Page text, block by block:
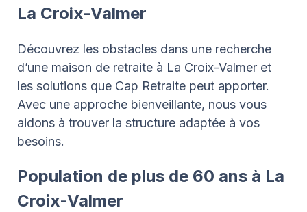
La Croix-Valmer
Découvrez les obstacles dans une recherche
d’une maison de retraite à La Croix-Valmer et
les solutions que Cap Retraite peut apporter.
Avec une approche bienveillante, nous vous
aidons à trouver la structure adaptée à vos
besoins.
Population de plus de 60 ans à La
Croix-Valmer